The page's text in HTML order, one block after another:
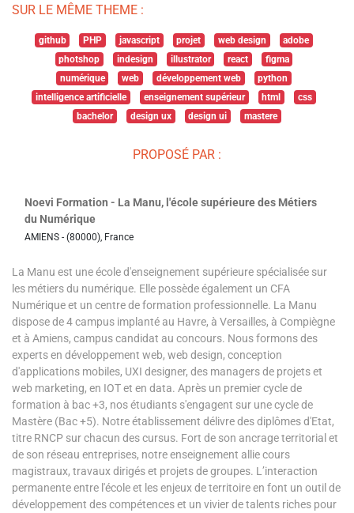
SUR LE MÊME THEME :
github PHP javascript projet web design
adobe
photshop
indesign illustrator react
figma
numérique
web développement web
python
intelligence artificielle
enseignement supérieur html
css
bachelor
design ux design ui mastere
PROPOSÉ PAR :
Noevi Formation - La Manu, l'école supérieure des Métiers
du Numérique
AMIENS - (80000), France
La Manu est une école d'enseignement supérieure spécialisée sur
les métiers du numérique. Elle possède également un CFA
Numérique et un centre de formation professionnelle. La Manu
dispose de 4 campus implanté au Havre, à Versailles, à Compiègne
et à Amiens, campus candidat au concours. Nous formons des
experts en développement web, web design, conception
d'applications mobiles, UXI designer, des managers de projets et
web marketing, en IOT et en data. Après un premier cycle de
formation à bac +3, nos étudiants s'engagent sur une cycle de
Mastère (Bac +5). Notre établissement délivre des diplômes d'Etat,
titre RNCP sur chacun des cursus. Fort de son ancrage territorial et
de son réseau entreprises, notre enseignement allie cours
magistraux, travaux dirigés et projets de groupes. L’interaction
permanente entre l'école et les enjeux de territoire en font un outil de
développement des compétences et un vivier de talents riches pour